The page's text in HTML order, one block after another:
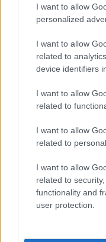
I want to allow
personalized
I want to allow
related to
device identifiers
I want to allow
related to
I want to allow
related to
I want to allow
related to
functionality and
user protection.
πρωθυπουργός.
είναι απολύτως
υλοποιεί και
εκκαθάριση των
των
μεταξύ
έτσι ώστε να
απευθύνονται
προγραμματισμό
Ο κ. Μητσοτάκης